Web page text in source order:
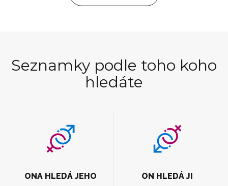
Seznamky podle toho koho
hledáte
ONA HLEDÁ JEHO ON HLEDÁ JI